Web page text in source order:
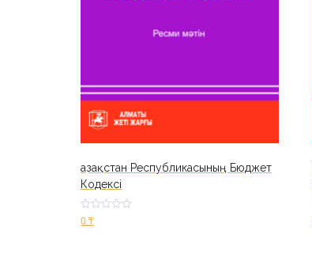
Қазақстан Республикасының Бюджет
Кодексі
Оценк
а
0₸